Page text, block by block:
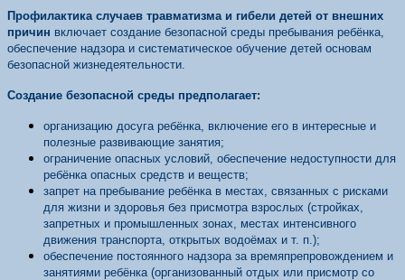
Профилактика случаев травматизма и гибели детей от внешних
причин включает создание безопасной среды пребывания ребёнка,
обеспечение надзора и систематическое обучение детей основам
безопасной жизнедеятельности.
Создание безопасной среды предполагает:
организацию досуга ребёнка, включение его в интересные и
полезные развивающие занятия;
ограничение опасных условий, обеспечение недоступности для
ребёнка опасных средств и веществ;
запрет на пребывание ребёнка в местах, связанных с рисками
для жизни и здоровья без присмотра взрослых (стройках,
запретных и промышленных зонах, местах интенсивного
движения транспорта, открытых водоёмах и т. п.);
обеспечение постоянного надзора за времяпрепровождением и
занятиями ребёнка (организованный отдых или присмотр со